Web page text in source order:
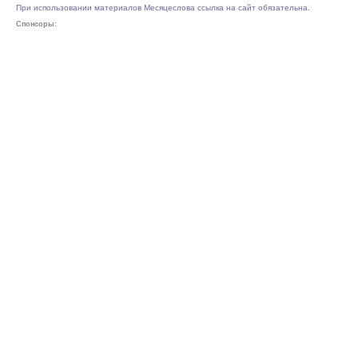
При использовании материалов Месяцеслова ссылка на сайт обязательна.
Спонсоры: